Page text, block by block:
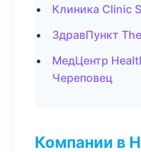
Клиника Clinic
ЗдравПункт
МедЦентр
Череповец
Компании в